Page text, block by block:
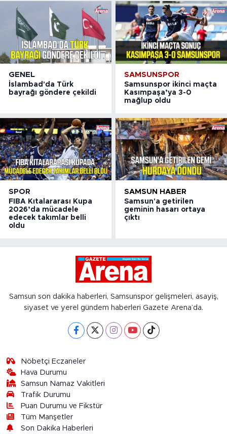
GENEL
İslambad'da Türk
bayrağı göndere çekildi
SAMSUNSPOR
Samsunspor ikinci maçta
Kasımpaşa’ya 3-0
mağlup oldu
SPOR
FIBA Kıtalararası Kupa
2026’da mücadele
edecek takımlar belli
oldu
SAMSUN HABER
Samsun'a getirilen
geminin hasarı ortaya
çıktı
Samsun son dakika haberleri, Samsunspor gelişmeleri, asayiş,
siyaset ve yerel gündem haberleri Gazete Arena’da.
Nöbetçi Eczaneler
Hava Durumu
Samsun Namaz Vakitleri
Trafik Durumu
Puan Durumu ve Fikstür
Tüm Manşetler
Son Dakika Haberleri